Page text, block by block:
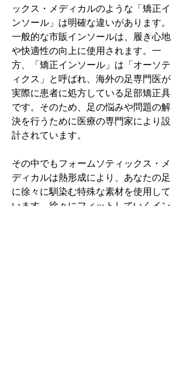
ックス・メディカルのような「矯正イ
ンソール」は明確な違いがあります。
一般的な市販インソールは、履き心地
や快適性の向上に使用されます。一
方、「矯正インソール」は「オーソテ
ィクス」と呼ばれ、海外の足専門医が
実際に患者に処方している足部矯正具
です。そのため、足の悩みや問題の解
決を行うために医療の専門家により設
計されています。
その中でもフォームソティックス・メ
ディカルは熱形成により、あなたの足
に徐々に馴染む特殊な素材を使用して
います。徐々にフィットしていくイン